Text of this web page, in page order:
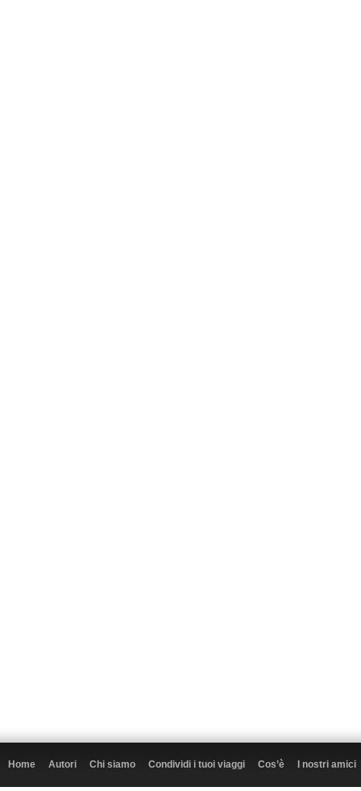
Home Autori Chi siamo Condividi i tuoi viaggi Cos’è I nostri amici